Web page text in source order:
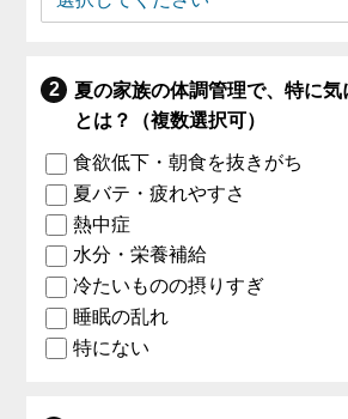
夏の家族の体調管理で、特に気
とは？（複数選択可）
食欲低下・朝食を抜きがち
夏バテ・疲れやすさ
熱中症
水分・栄養補給
冷たいものの摂りすぎ
睡眠の乱れ
特にない